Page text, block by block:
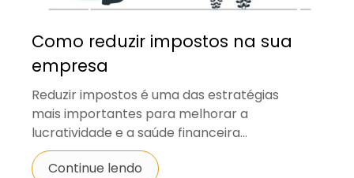
Como reduzir impostos na sua
empresa
Reduzir impostos é uma das estratégias
mais importantes para melhorar a
lucratividade e a saúde financeira...
Continue lendo